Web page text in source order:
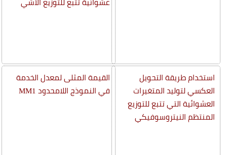
استخدام طريقة التحويل
العكسي لتوليد المتغيرات
العشوائية التي تتبع للتوزيع
المنتظم النيتروسوفيكي
عشوائية تتبع للتوزيع الأُسّي
القيمة المثلى لمعدل الخدمة
في النموذج اللامحدود MM1